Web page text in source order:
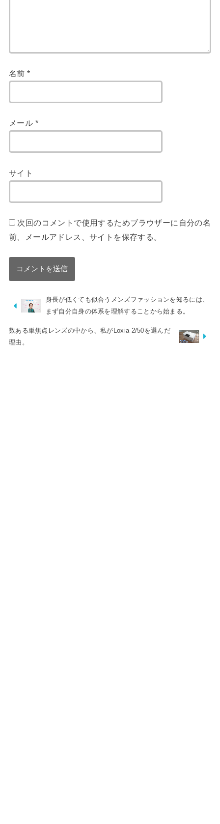
名前*
メール *
サイト
次回のコメントで使用するためブラウザーに自分の名
前、メールアドレス、サイトを保存する。
身長が低くても似合うメンズファッションを知るには、
まず自分自身の体系を理解することから始まる。
数ある単焦点レンズの中から、私がLoxia 2/50を選んだ
理由。